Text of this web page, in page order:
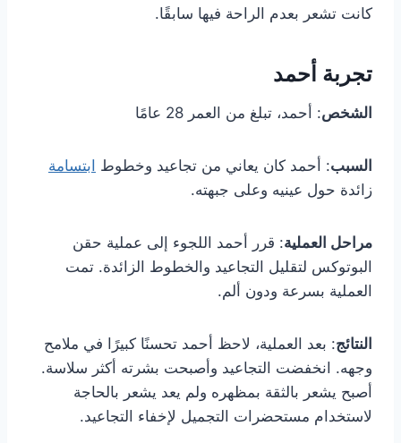
كانت تشعر بعدم الراحة فيها سابقًا.
تجربة أحمد
الشخص: أحمد، تبلغ من العمر 28 عامًا
السبب: أحمد كان يعاني من تجاعيد وخطوط ابتسامة
زائدة حول عينيه وعلى جبهته.
مراحل العملية: قرر أحمد اللجوء إلى عملية حقن
البوتوكس لتقليل التجاعيد والخطوط الزائدة. تمت
العملية بسرعة ودون ألم.
النتائج: بعد العملية، لاحظ أحمد تحسنًا كبيرًا في ملامح
وجهه. انخفضت التجاعيد وأصبحت بشرته أكثر سلاسة.
أصبح يشعر بالثقة بمظهره ولم يعد يشعر بالحاجة
لاستخدام مستحضرات التجميل لإخفاء التجاعيد.